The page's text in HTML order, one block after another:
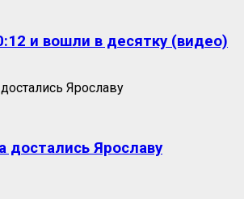
и вошли в десятку (видео)
достались Ярославу